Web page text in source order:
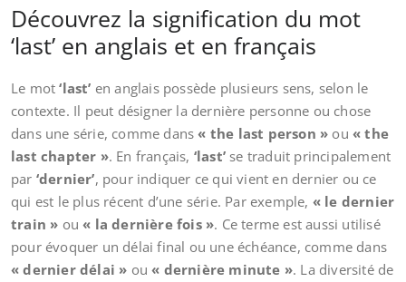
Découvrez la signification du mot
‘last’ en anglais et en français
Le mot‘last’ en anglais possède plusieurs sens, selon le
contexte. Il peut désigner la dernière personne ou chose
dans une série, comme dans« the last person » ou« the
last chapter ». En français, ‘last’ se traduit principalement
par ‘dernier’, pour indiquer ce qui vient en dernier ou ce
qui est le plus récent d’une série. Par exemple, « le dernier
train » ou« la dernière fois ». Ce terme est aussi utilisé
pour évoquer un délai final ou une échéance, comme dans
« dernier délai » ou« dernière minute ». La diversité de